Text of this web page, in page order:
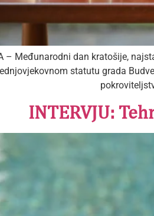
– Međunarodni dan kratošije,
statutu grada
INTERVJU: